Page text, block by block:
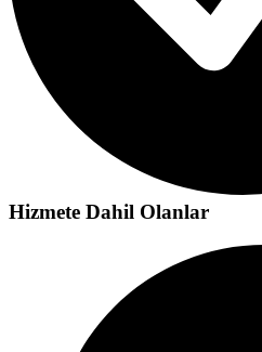
Hizmete Dahil Olanlar